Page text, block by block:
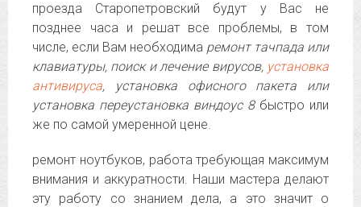
проезда Старопетровский будут у Вас не
позднее часа и решат все проблемы, в том
числе, если Вам необходима ремонт тачпада или
клавиатуры, поиск и лечение вирусов, установка
антивируса, установка офисного пакета или
установка переустановка виндоус 8 быстро или
же по самой умеренной цене.
ремонт ноутбуков, работа требующая максимум
внимания и аккуратности. Наши мастера делают
эту работу со знанием дела, а это значит о